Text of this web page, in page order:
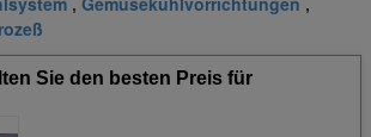
, ,
Sie den besten Preis für